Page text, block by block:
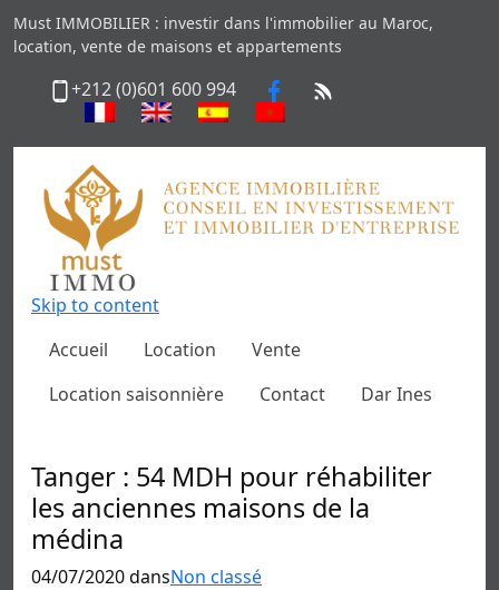
Must IMMOBILIER : investir dans l'immobilier au Maroc,
location, vente de maisons et appartements
+212 (0)601 600 994
Skip to content
Accueil
Location
Vente
Location saisonnière
Contact Dar Ines
Tanger : 54 MDH pour réhabiliter
les anciennes maisons de la
médina
04/07/2020 dansNon classé